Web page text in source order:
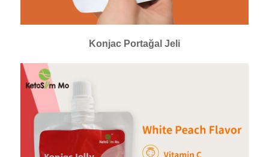
Konjac Portağal Jeli